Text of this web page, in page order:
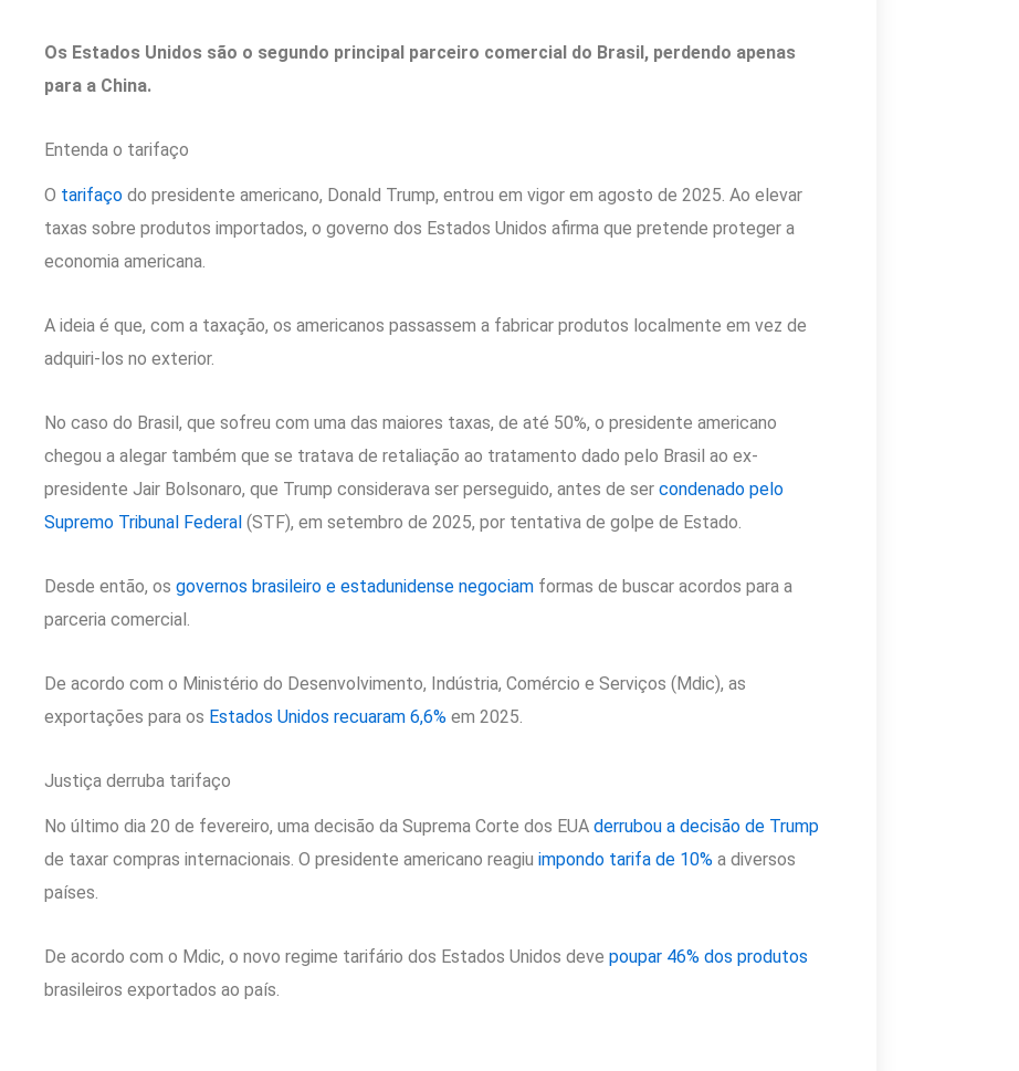
Os Estados Unidos são o segundo principal parceiro comercial do Brasil, perdendo apenas
para a China.
Entenda o tarifaço
O tarifaço do presidente americano, Donald Trump, entrou em vigor em agosto de 2025. Ao elevar
taxas sobre produtos importados, o governo dos Estados Unidos afirma que pretende proteger a
economia americana.
A ideia é que, com a taxação, os americanos passassem a fabricar produtos localmente em vez de
adquiri-los no exterior.
No caso do Brasil, que sofreu com uma das maiores taxas, de até 50%, o presidente americano
chegou a alegar também que se tratava de retaliação ao tratamento dado pelo Brasil ao ex-
presidente Jair Bolsonaro, que Trump considerava ser perseguido, antes de ser condenado pelo
Supremo Tribunal Federal (STF), em setembro de 2025, por tentativa de golpe de Estado.
Desde então, os governos brasileiro e estadunidense negociam formas de buscar acordos para a
parceria comercial.
De acordo com o Ministério do Desenvolvimento, Indústria, Comércio e Serviços (Mdic), as
exportações para os Estados Unidos recuaram 6,6% em 2025.
Justiça derruba tarifaço
No último dia 20 de fevereiro, uma decisão da Suprema Corte dos EUA derrubou a decisão de Trump
de taxar compras internacionais. O presidente americano reagiu impondo tarifa de 10% a diversos
países.
De acordo com o Mdic, o novo regime tarifário dos Estados Unidos deve poupar 46% dos produtos
brasileiros exportados ao país.